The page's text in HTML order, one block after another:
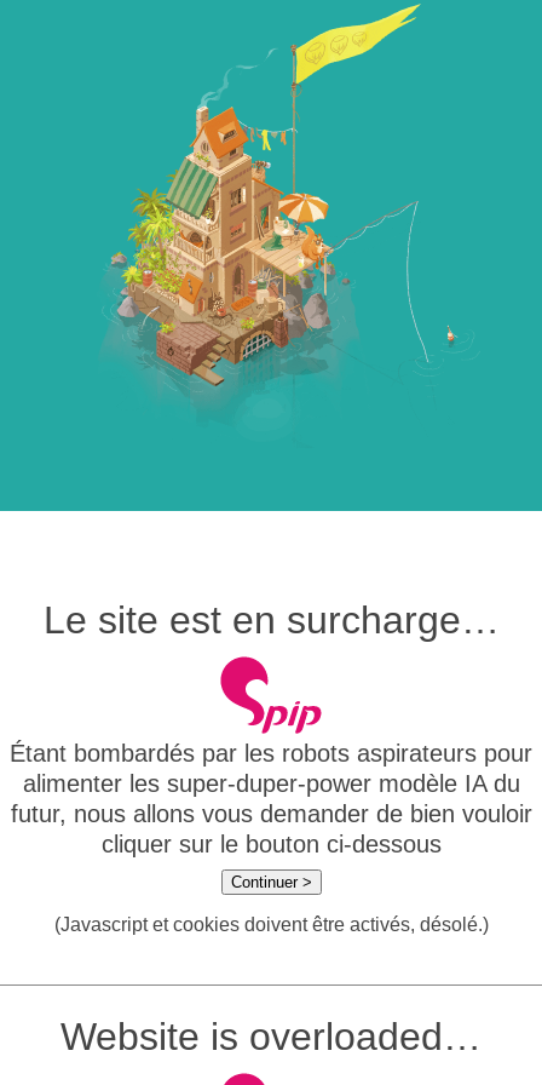
Le site est en surcharge…
Étant bombardés par les robots aspirateurs pour
alimenter les super-duper-power modèle IA du
futur, nous allons vous demander de bien vouloir
cliquer sur le bouton ci-dessous
Continuer >
(Javascript et cookies doivent être activés, désolé.)
Website is overloaded…